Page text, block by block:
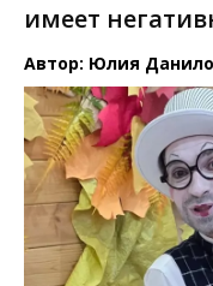
имеет
Автор: Юлия